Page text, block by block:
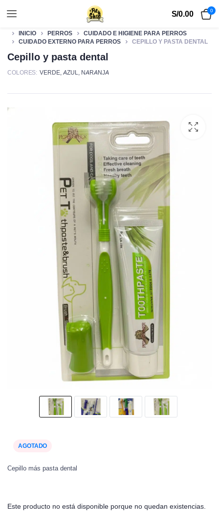
S/0.00 0
INICIO PERROS
CUIDADO E HIGIENE PARA PERROS
CUIDADO EXTERNO PARA PERROS
CEPILLO Y PASTA DENTAL
Cepillo y pasta dental
COLORES VERDE, AZUL, NARANJA
AGOTADO
Cepillo más pasta dental
Este producto no está disponible porque no quedan existencias.